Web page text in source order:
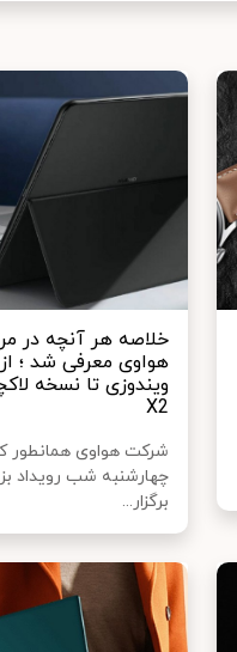
خلاصه هر آنچه در
هواوی معرفی شد ؛
X2
شرکت هواوی همانطور
برگزار...